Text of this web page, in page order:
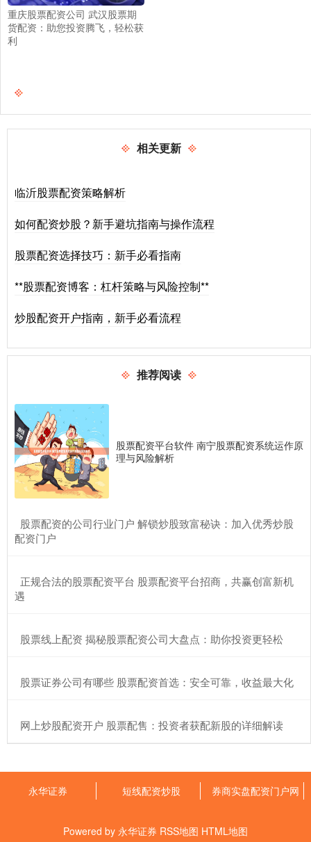
重庆股票配资公司 武汉股票期
货配资：助您投资腾飞，轻松获
利
相关更新
临沂股票配资策略解析
如何配资炒股？新手避坑指南与操作流程
股票配资选择技巧：新手必看指南
**股票配资博客：杠杆策略与风险控制**
炒股配资开户指南，新手必看流程
推荐阅读
股票配资平台软件 南宁股票配资系统运作原
理与风险解析
​股票配资的公司行业门户 解锁炒股致富秘诀：加入优秀炒股
配资门户
​正规合法的股票配资平台 股票配资平台招商，共赢创富新机
遇
​股票线上配资 揭秘股票配资公司大盘点：助你投资更轻松
​股票证券公司有哪些 股票配资首选：安全可靠，收益最大化
​网上炒股配资开户 股票配售：投资者获配新股的详细解读
永华证券 短线配资炒股 券商实盘配资门户网
Powered by 永华证券 RSS地图 HTML地图